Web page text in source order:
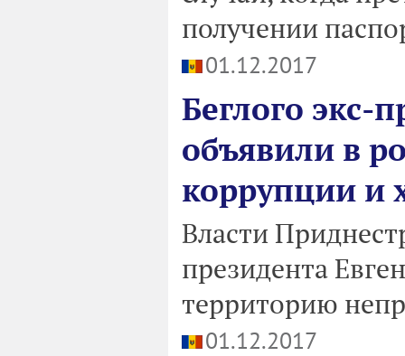
получении
01.12.2017
Беглого экс-
объявили в
коррупции и
Власти
президента
территорию
01.12.2017